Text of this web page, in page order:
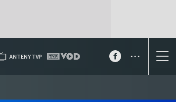
ANTENY TVP ...